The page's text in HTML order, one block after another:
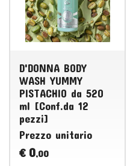
D'DONNA BODY
WASH YUMMY
PISTACHIO da 520
ml [Conf.da 12
pezzi]
Prezzo unitario
€ 0,00